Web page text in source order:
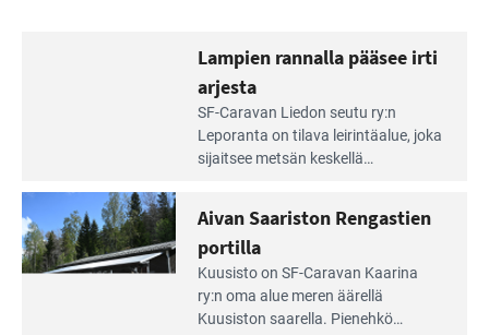
rannalla
pääsee
irti
arjesta
Lampien rannalla pääsee irti
arjesta
SF-Caravan Liedon seutu ry:n
Leporanta on tilava leirintäalue, joka
sijaitsee metsän kes­kellä
tarjoaa ympäris­töineen kauniit
maisemat ja loistavat virkistäytymis­
mahdollisuudet.
Lue
Aivan Saariston Rengastien
portilla
Kuusisto on SF-Caravan Kaarina
ry:n oma alue meren äärellä
Kuusiston saarella. Pie­nehkö